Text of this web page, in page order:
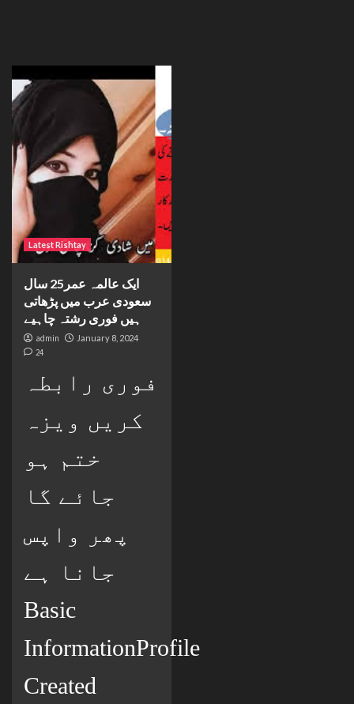
Latest Rishtay
ایک عالمہ عمر25 سال
سعودی عرب میں پڑھاتی
ہیں فوری رشتہ چاہیے
admin January 8, 2024
24
فوری رابطہ
کریں ویزہ
ختم ہو
جائے گا
پھر واپس
جانا ہے
Basic
InformationProfile
Created